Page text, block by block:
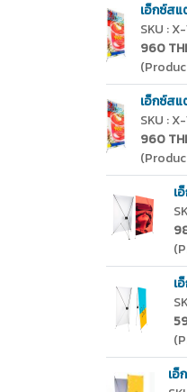
เอ็กซ์ส
SKU :
960
เอ็กซ์ส
SKU :
960
เ
เ
เอ็